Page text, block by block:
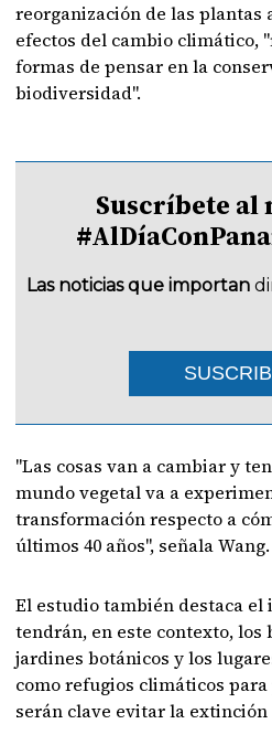
reorganización de las plantas
efectos del cambio climático,
formas de pensar en la
biodiversidad".
Suscríbete al
Las noticias que importan
"Las cosas van a cambiar y
mundo vegetal va a
transformación respecto a
últimos 40 años", señala Wang.
El estudio también destaca
tendrán, en este contexto, los
jardines botánicos y los
como refugios climáticos
serán clave evitar la extinción